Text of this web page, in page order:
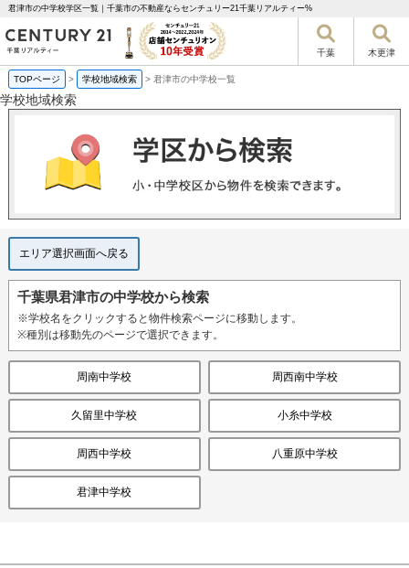
君津市の中学校学区一覧｜千葉市の不動産ならセンチュリー21千葉リアルティー%
千葉 木更津
TOPページ > 学校地域検索 > 君津市の中学校一覧
学校地域検索
エリア選択画面へ戻る
千葉県君津市の中学校から検索
※学校名をクリックすると物件検索ページに移動します。
※種別は移動先のページで選択できます。
周南中学校 周西南中学校
久留里中学校 小糸中学校
周西中学校 八重原中学校
君津中学校